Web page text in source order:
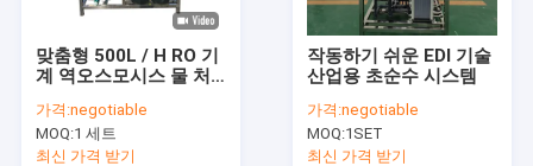
맞춤형 500L / H RO 기
계 역오스모시스 물 처
가격:negotiable
MOQ:1 세트
최신 가격 받기
작동하기 쉬운 EDI 기술
산업용 초순수 시스템
가격:negotiable
MOQ:1SET
최신 가격 받기